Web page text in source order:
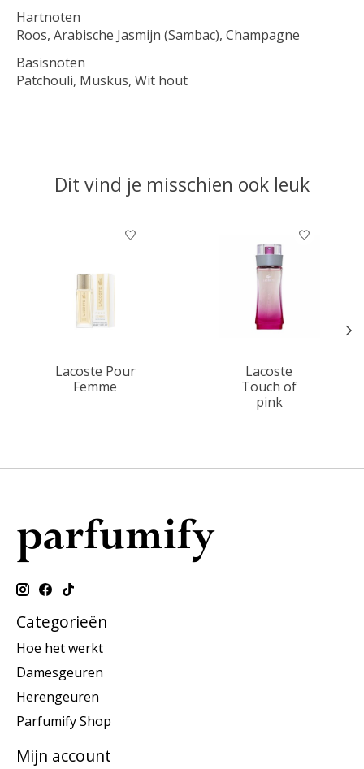
Hartnoten
Roos, Arabische Jasmijn (Sambac), Champagne
Basisnoten
Patchouli, Muskus, Wit hout
Dit vind je misschien ook leuk
Items van productcarrousel
Lacoste Pour
Femme
Lacoste
Touch of
pink
Categorieën
Hoe het werkt
Damesgeuren
Herengeuren
Parfumify Shop
Mijn account